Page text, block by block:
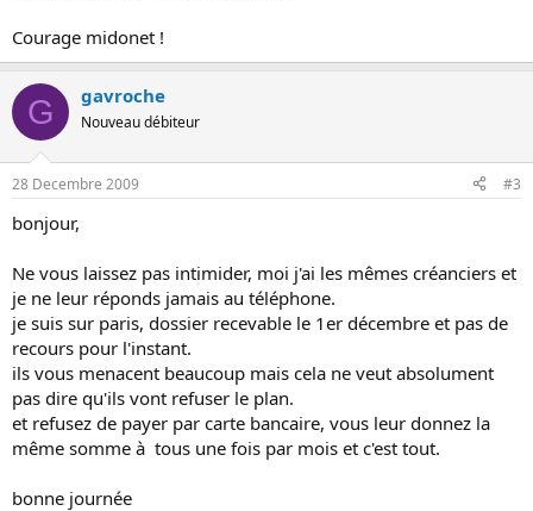
Courage midonet !
G gavroche
Nouveau débiteur
28 Decembre 2009 #3
bonjour,
Ne vous laissez pas intimider, moi j'ai les mêmes créanciers et
je ne leur réponds jamais au téléphone.
je suis sur paris, dossier recevable le 1er décembre et pas de
recours pour l'instant.
ils vous menacent beaucoup mais cela ne veut absolument
pas dire qu'ils vont refuser le plan.
et refusez de payer par carte bancaire, vous leur donnez la
même somme à tous une fois par mois et c'est tout.
bonne journée